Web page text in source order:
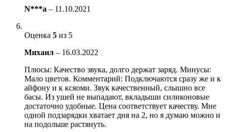
N***a – 11.10.2021
Оценка 5 из 5
Михаил – 16.03.2022
Плюсы: Качество звука, долго держат заряд. Минусы:
Мало цветов. Комментарий: Подключаются сразу же и к
айфону и к ксяоми. Звук качественный, слышно все
басы. Из ушей не выпадают, вкладыши силиконовые
достаточно удобные. Цена соответствует качеству. Мне
одной подзарядки хватает дня на 2, но я думаю можно и
на подольше растянуть.